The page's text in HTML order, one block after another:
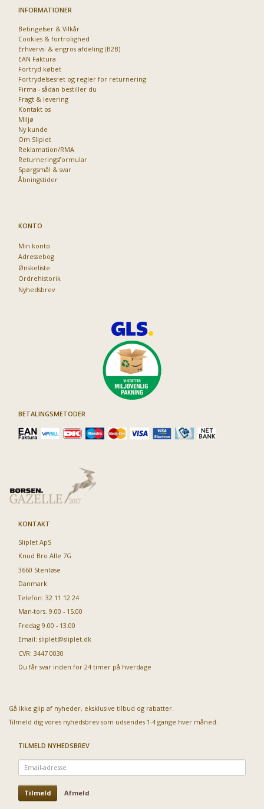
INFORMATIONER
Betingelser & Vilkår
Cookies & fortrolighed
Erhvervs- & engros afdeling (B2B)
EAN Faktura
Fortryd købet
Fortrydelsesret og regler for returnering
Firma - sådan bestiller du
Fragt & levering
Kontakt os
Miljø
Ny kunde
Om Sliplet
Reklamation/RMA
Returneringsformular
Spørgsmål & svar
Åbningstider
KONTO
Min konto
Adressebog
Ønskeliste
Ordrehistorik
Nyhedsbrev
BETALINGSMETODER
KONTAKT
Sliplet ApS
Knud Bro Alle 7G
3660 Stenløse
Danmark
Telefon: 32 11 12 24
Man-tors. 9.00 - 15.00
Fredag 9.00 - 13.00
Email: sliplet@sliplet.dk
CVR: 3447 0030
Du får svar inden for 24 timer på hverdage
Gå ikke glip af nyheder, eksklusive tilbud og rabatter.
Tilmeld dig vores nyhedsbrev som udsendes 1-4 gange hver måned.
TILMELD NYHEDSBREV
Email-
adresse
Tilmeld Afmeld
Har du det også varmt?
Stort udvalg i ventilatorer
Priser fra kun 29,95
Se dem nu